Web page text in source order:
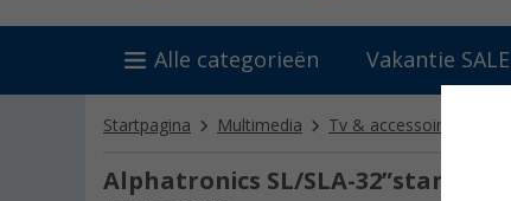
Alle categorieën Vakantie SALE
Startpagina Multimedia Tv & accessoires
Alphatronics SL/SLA-32”standaard